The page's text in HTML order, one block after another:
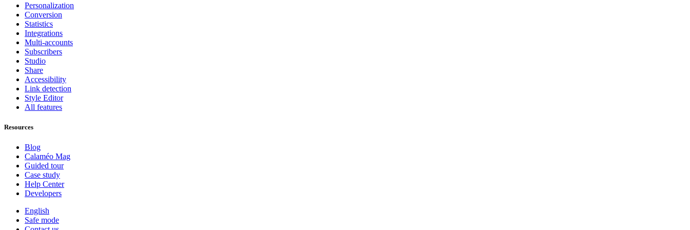
Personalization
Conversion
Statistics
Integrations
Multi-accounts
Subscribers
Studio
Share
Accessibility
Link detection
Style Editor
All features
Resources
Blog
Calaméo Mag
Guided tour
Case study
Help Center
Developers
English
Safe mode